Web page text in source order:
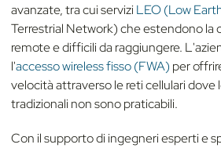
avanzate, tra cui serviziLEO (Low
Terrestrial Network) che estendono la
remote e difficili da raggiungere.
l'accesso wireless fisso (FWA) per
velocità attraverso le reti cellulari dove
tradizionali non sono praticabili.
Con il supporto di ingegneri esperti e